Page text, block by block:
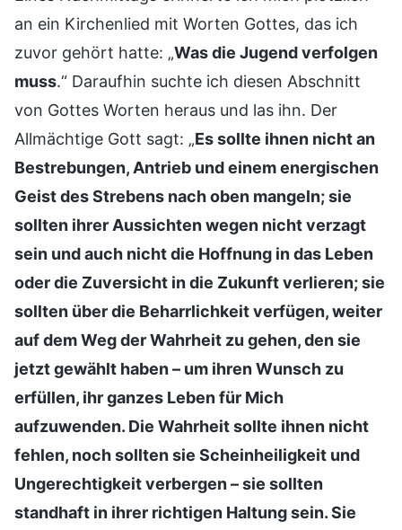
an ein Kirchenlied mit Worten Gottes, das ich
zuvor gehört hatte: „Was die Jugend verfolgen
muss.“ Daraufhin suchte ich diesen Abschnitt
von Gottes Worten heraus und las ihn. Der
Allmächtige Gott sagt: „Es sollte ihnen nicht an
Bestrebungen, Antrieb und einem energischen
Geist des Strebens nach oben mangeln; sie
sollten ihrer Aussichten wegen nicht verzagt
sein und auch nicht die Hoffnung in das Leben
oder die Zuversicht in die Zukunft verlieren; sie
sollten über die Beharrlichkeit verfügen, weiter
auf dem Weg der Wahrheit zu gehen, den sie
jetzt gewählt haben – um ihren Wunsch zu
erfüllen, ihr ganzes Leben für Mich
aufzuwenden. Die Wahrheit sollte ihnen nicht
fehlen, noch sollten sie Scheinheiligkeit und
Ungerechtigkeit verbergen – sie sollten
standhaft in ihrer richtigen Haltung sein. Sie